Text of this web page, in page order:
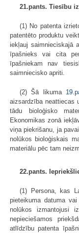
21.pants. Tiesību
(1) No patenta
patentēto produktu
iekļauj saimnieciskajā
īpašnieks vai cita
īpašniekam nav
saimniecisko apriti.
(2) Šā likuma
aizsardzība neattiecas
tādu bioloģisko
Ekonomikas zonā
viņa piekrišanu, ja
nolūkos bioloģiskais
materiālu pēc tam
22.pants.
(1) Persona, kas
pieteikuma datuma
nolūkos izmantojusi
nepieciešamos
atlīdzību patenta